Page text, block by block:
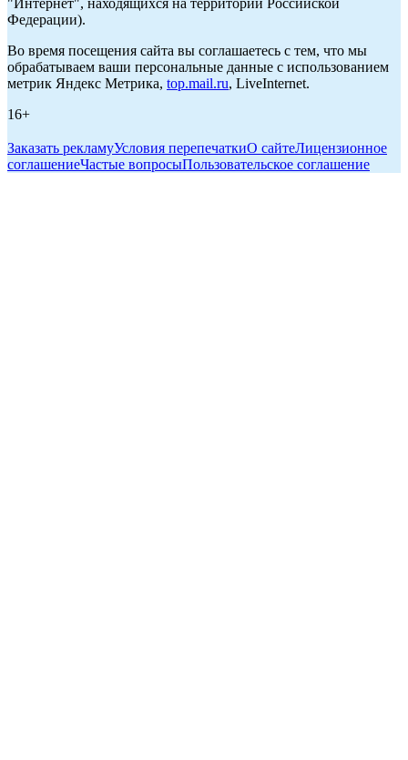
"Интернет", находящихся на территории Российской
Федерации).
Во время посещения сайта вы соглашаетесь с тем, что мы
обрабатываем ваши персональные данные с использованием
метрик Яндекс Метрика, top.mail.ru, LiveInternet.
16+
Заказать рекламуУсловия перепечаткиО сайтеЛицензионное
соглашениеЧастые вопросыПользовательское соглашение